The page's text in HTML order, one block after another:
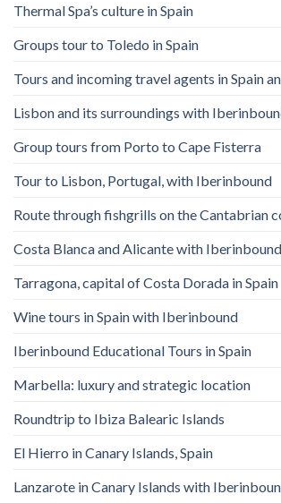
Thermal Spa’s culture in Spain
Groups tour to Toledo in Spain
Tours and incoming travel agents in Spain
Lisbon and its surroundings with
Group tours from Porto to Cape Fisterra
Tour to Lisbon, Portugal, with Iberinbound
Route through fishgrills on the Cantabrian
Costa Blanca and Alicante with Iberinbound
Tarragona, capital of Costa Dorada in Spain
Wine tours in Spain with Iberinbound
Iberinbound Educational Tours in Spain
Marbella: luxury and strategic location
Roundtrip to Ibiza Balearic Islands
El Hierro in Canary Islands, Spain
Lanzarote in Canary Islands with